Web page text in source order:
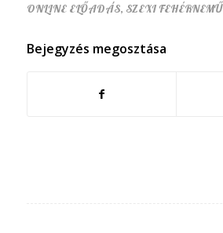
ONLINE ELŐADÁS, SZEXI FEHÉRNEMŰ
Bejegyzés megosztása